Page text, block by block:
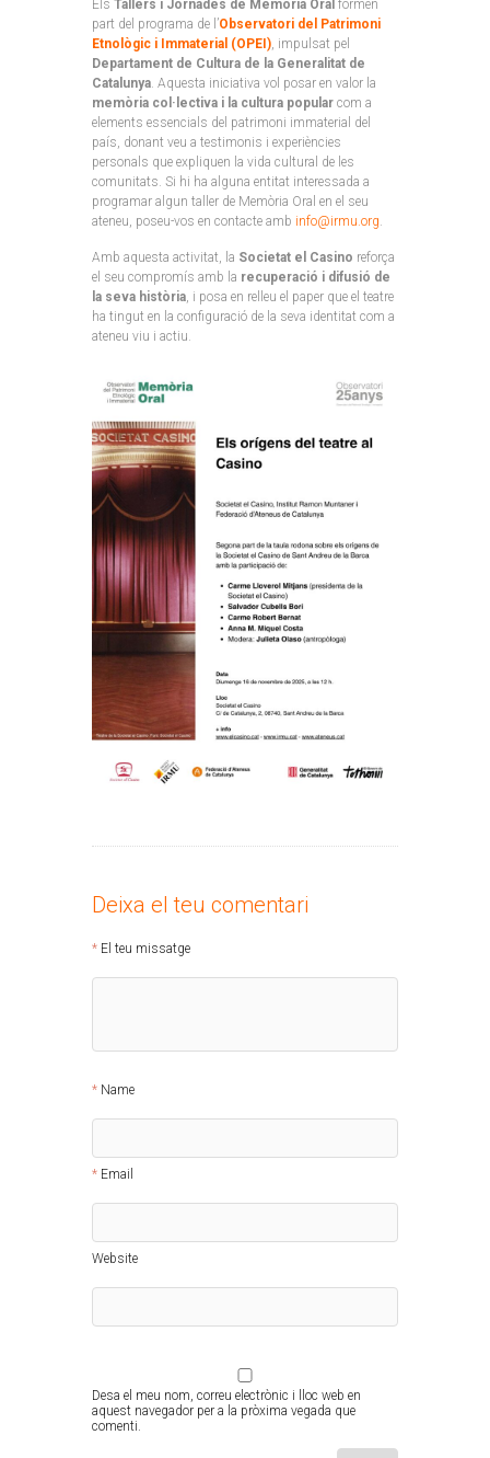
Els Tallers i Jornades de Memòria Oral formen
part del programa de l’Observatori del Patrimoni
Etnològic i Immaterial (OPEI), impulsat pel
Departament de Cultura de la Generalitat de
Catalunya. Aquesta iniciativa vol posar en valor la
memòria col·lectiva i la cultura popular com a
elements essencials del patrimoni immaterial del
país, donant veu a testimonis i experiències
personals que expliquen la vida cultural de les
comunitats. Si hi ha alguna entitat interessada a
programar algun taller de Memòria Oral en el seu
ateneu, poseu-vos en contacte amb info@irmu.org.
Amb aquesta activitat, la Societat el Casino reforça
el seu compromís amb la recuperació i difusió de
la seva història, i posa en relleu el paper que el teatre
ha tingut en la configuració de la seva identitat com a
ateneu viu i actiu.
Deixa el teu comentari
El teu missatge
Name
Email
Website
Desa el meu nom, correu electrònic i lloc web en
aquest navegador per a la pròxima vegada que
comenti.